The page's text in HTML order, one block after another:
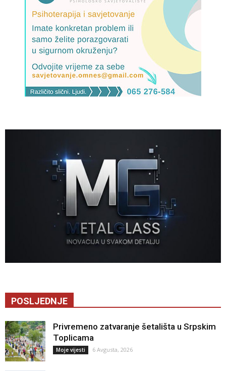
POSLJEDNJE
Privremeno zatvaranje šetališta u Srpskim
Toplicama
Moje vijesti 6 Avgusta, 2026